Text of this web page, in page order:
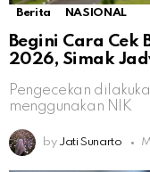
Berita NASIONAL
Begini Cara Cek
2026, Simak
Pengecekan
menggunakan NIK
by Jati Sunarto